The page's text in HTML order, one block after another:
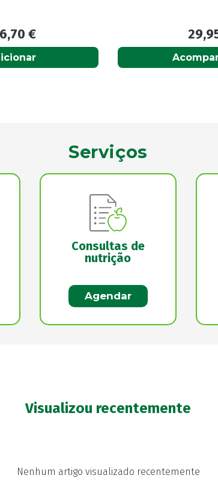
€ 2,70
Serviços
Consultas de
nutrição
Agendar
Visualizou recentemente
Nenhum artigo visualizado recentemente